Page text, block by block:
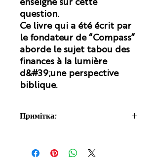
enseigné sur cette
question.
Ce livre qui a été écrit par
le fondateur de “Compass”
aborde le sujet tabou des
finances à la lumière
d&#39;une perspective
biblique.
Примітка:
car il est imprimé et expédié depuis